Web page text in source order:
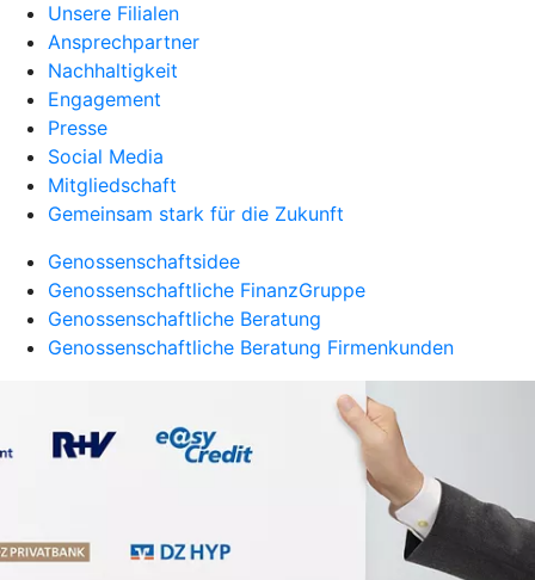
Unsere Filialen
Ansprechpartner
Nachhaltigkeit
Engagement
Presse
Social Media
Mitgliedschaft
Gemeinsam stark für die Zukunft
Genossenschaftsidee
Genossenschaftliche FinanzGruppe
Genossenschaftliche Beratung
Genossenschaftliche Beratung Firmenkunden